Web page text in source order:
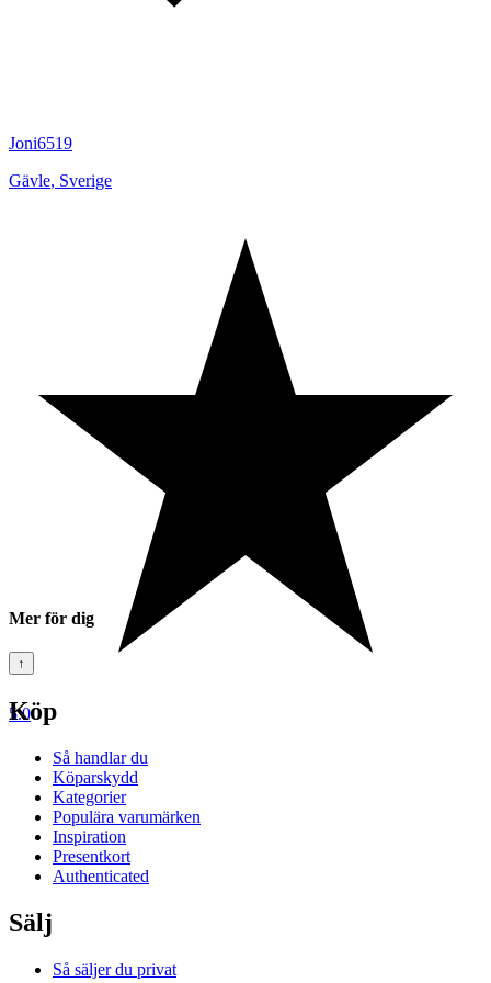
Joni6519
Gävle, Sverige
5.0
Mer för dig
↑
Köp
Så handlar du
Köparskydd
Kategorier
Populära varumärken
Inspiration
Presentkort
Authenticated
Sälj
Så säljer du privat